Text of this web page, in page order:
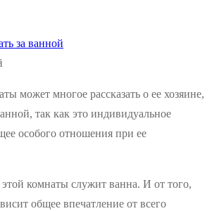
может многое рассказать о ее хозяине,
так как это индивидуальное
особого отношения при ее
комнаты служит ванна. И от того,
общее впечатление от всего